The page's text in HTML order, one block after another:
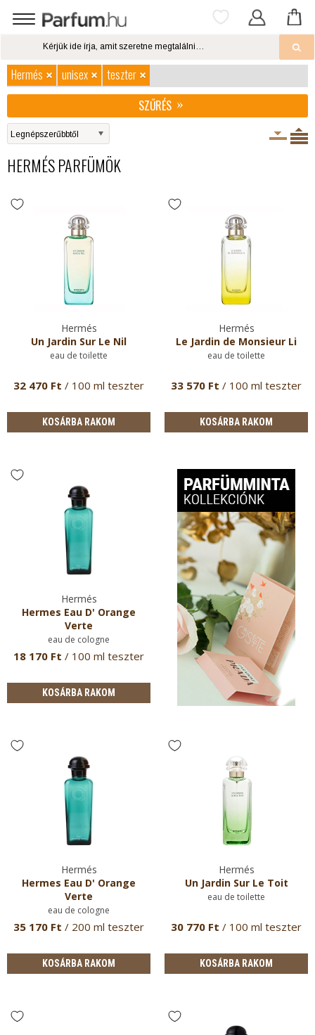
Hermés unisex
teszter
SZŰRÉS
HERMÉS PARFÜMÖK
Hermés
Un Jardin Sur Le Nil
eau de toilette
32 470 Ft / 100 ml teszter
KOSÁRBA RAKOM
Hermés
Le Jardin de Monsieur Li
eau de toilette
33 570 Ft / 100 ml teszter
KOSÁRBA RAKOM
Hermés
Hermes Eau D' Orange
Verte
eau de cologne
18 170 Ft / 100 ml teszter
KOSÁRBA RAKOM
Hermés
Hermes Eau D' Orange
Verte
eau de cologne
35 170 Ft / 200 ml teszter
KOSÁRBA RAKOM
Hermés
Un Jardin Sur Le Toit
eau de toilette
30 770 Ft / 100 ml teszter
KOSÁRBA RAKOM